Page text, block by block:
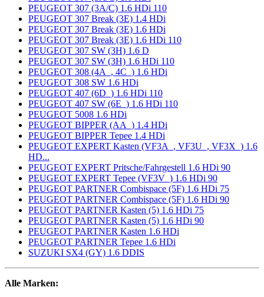
PEUGEOT 307 (3A/C) 1.6 HDi 110
PEUGEOT 307 Break (3E) 1.4 HDi
PEUGEOT 307 Break (3E) 1.6 HDi
PEUGEOT 307 Break (3E) 1.6 HDi 110
PEUGEOT 307 SW (3H) 1.6 D
PEUGEOT 307 SW (3H) 1.6 HDi 110
PEUGEOT 308 (4A_, 4C_) 1.6 HDi
PEUGEOT 308 SW 1.6 HDi
PEUGEOT 407 (6D_) 1.6 HDi 110
PEUGEOT 407 SW (6E_) 1.6 HDi 110
PEUGEOT 5008 1.6 HDi
PEUGEOT BIPPER (AA_) 1.4 HDi
PEUGEOT BIPPER Tepee 1.4 HDi
PEUGEOT EXPERT Kasten (VF3A_, VF3U_, VF3X_) 1.6
HD...
PEUGEOT EXPERT Pritsche/Fahrgestell 1.6 HDi 90
PEUGEOT EXPERT Tepee (VF3V_) 1.6 HDi 90
PEUGEOT PARTNER Combispace (5F) 1.6 HDi 75
PEUGEOT PARTNER Combispace (5F) 1.6 HDi 90
PEUGEOT PARTNER Kasten (5) 1.6 HDi 75
PEUGEOT PARTNER Kasten (5) 1.6 HDi 90
PEUGEOT PARTNER Kasten 1.6 HDi
PEUGEOT PARTNER Tepee 1.6 HDi
SUZUKI SX4 (GY) 1.6 DDIS
Alle Marken: